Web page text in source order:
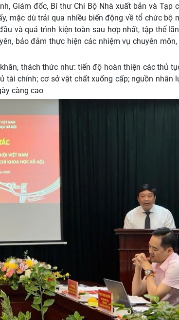
Giám đốc, Bí thư Chi Bộ Nhà xuất bản và Tạp
mặc dù trải qua nhiều biến động về tổ chức bộ
và quá trình kiện toàn sau hợp nhất, tập thể
bảo đảm thực hiện các nhiệm vụ chuyên môn,
thách thức như: tiến độ hoàn thiện các thủ
tài chính; cơ sở vật chất xuống cấp; nguồn nhân
càng cao